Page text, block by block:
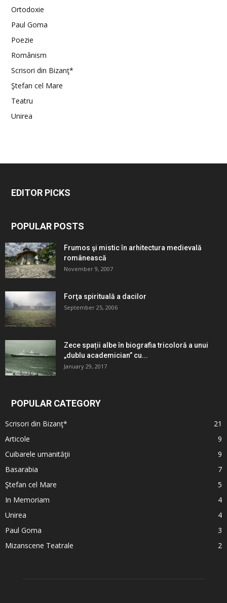
Ortodoxie
Paul Goma
Poezie
Românism
Scrisori din Bizanţ*
Ştefan cel Mare
Teatru
Unirea
EDITOR PICKS
POPULAR POSTS
Frumos şi mistic în arhitectura medievală
românească
November 9, 2007
Forţa spirituală a dacilor
September 25, 2006
Zece spații albe în biografia tricoloră a unui
„dublu academician” cu...
January 29, 2017
POPULAR CATEGORY
Scrisori din Bizanţ*
21
Articole
9
Cuibarele umanităţii
9
Basarabia
7
Ştefan cel Mare
5
In Memoriam
4
Unirea
4
Paul Goma
3
Mizanscene Teatrale
2